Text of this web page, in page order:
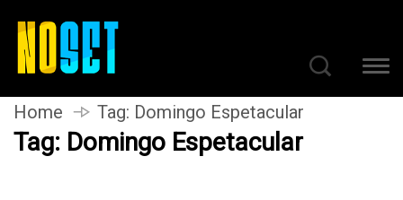
Home Tag: Domingo Espetacular
Tag: Domingo Espetacular